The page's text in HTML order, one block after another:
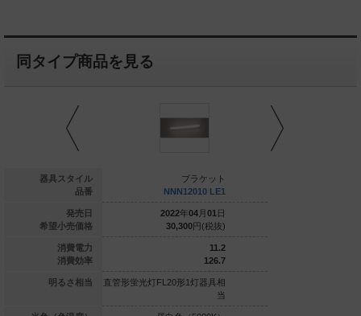
同タイプ商品を見る
器具スタイル
品番
発売日
希望小売価格
消費電力
消費効率
明るさ相当
ブラケット
円(税抜)
7.4
66.8
形1灯器具相当
ブラケット
NNN12010 LE1
2022年04 月 01 日
30,300円(税抜)
11.2
126.7
直管形蛍光灯FL20形1灯器具相
当